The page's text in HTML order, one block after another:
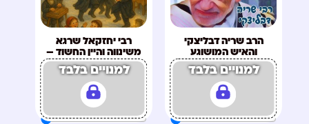
הרב שריה דבליצקי
והאיש המושוגע
למנויים בלבד
רבי יחזקאל שרגא
משינווה והיין החשוד –
מתוקן
למנויים בלבד